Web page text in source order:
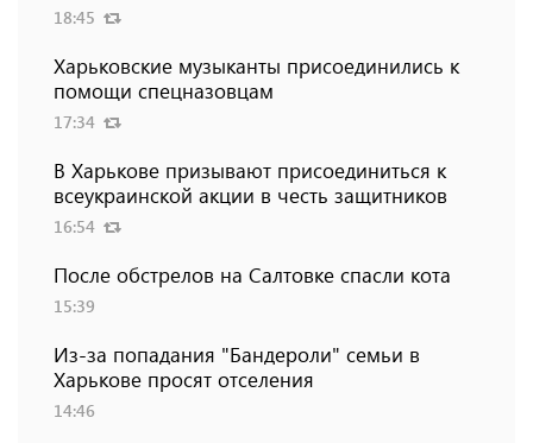
18:45
Харьковские музыканты присоединились к
помощи спецназовцам
17:34
В Харькове призывают присоединиться к
всеукраинской акции в честь защитников
16:54
После обстрелов на Салтовке спасли кота
15:39
Из-за попадания "Бандероли" семьи в
Харькове просят отселения
14:46